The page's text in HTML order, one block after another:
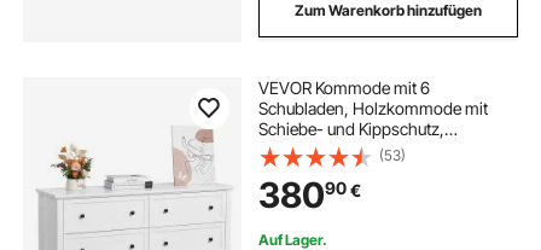
Zum Warenkorb hinzufügen
VEVOR Kommode mit 6
Schubladen, Holzkommode mit
Schiebe- und Kippschutz,
minimalistischer Retro-
Schubladenschrank TV-Ständer,
Organizer für Wohnzimmer
Schlafzimmer Eingangsbereich
(weiß)
(53)
38090€
Auf Lager.